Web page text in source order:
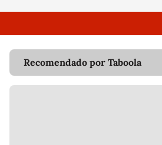
Recomendado por Taboola